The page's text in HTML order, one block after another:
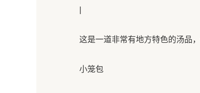
这是一道非常有地方特色的汤品
小笼包